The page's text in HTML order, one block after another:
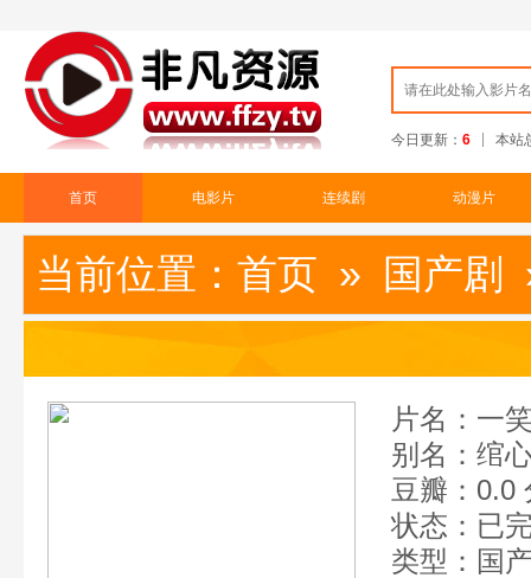
今日更新： 6 本站
首页 电影片 连续剧 动漫片
当前位置： 首页 » 国产剧
片名：一
别名：绾
豆瓣：0.0
状态：已
类型：国